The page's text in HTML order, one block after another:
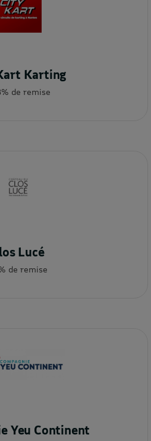
Karting
de remise
Lucé
de remise
Yeu Continent